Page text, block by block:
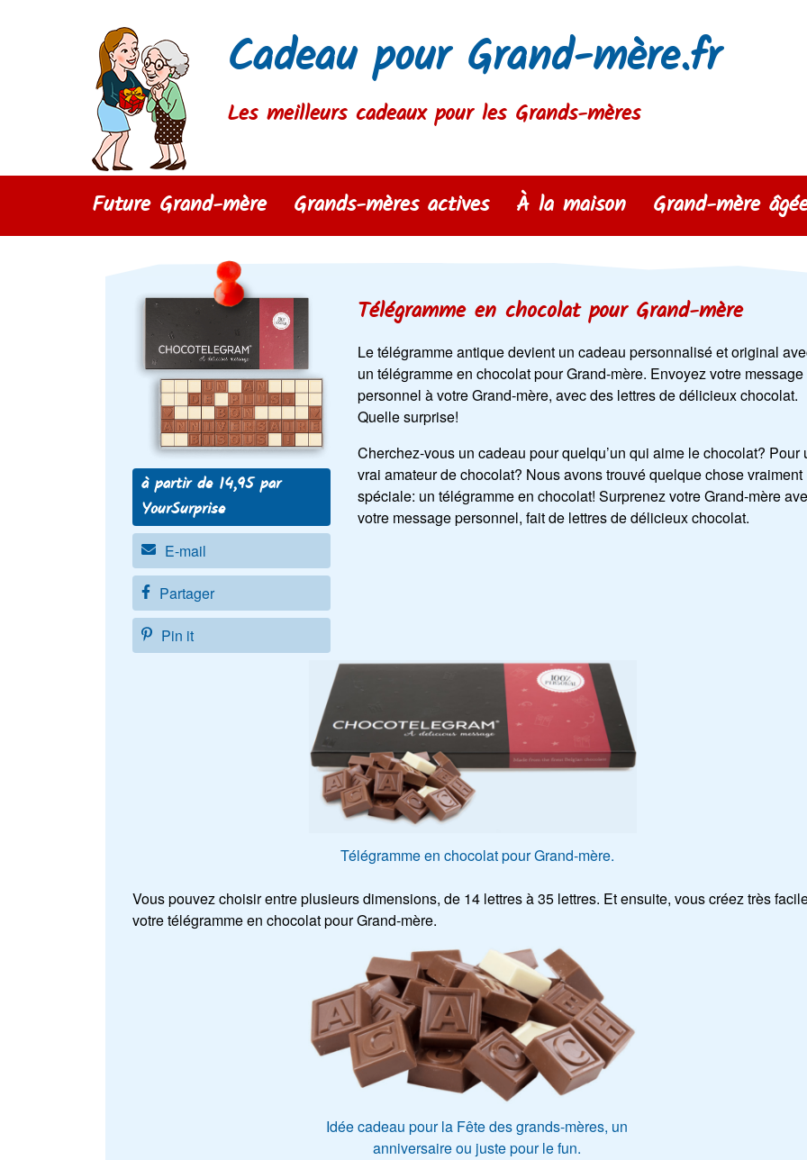
Cadeau pour Grand-mère.fr
Les meilleurs cadeaux pour les Grands-mères
Future Grand-mère Grands-mères actives À la maison Grand-mère
à partir de 14,95 par
YourSurprise
E-mail
Partager
Pin it
Télégramme en chocolat pour Grand-mère
Le télégramme antique devient un cadeau personnalisé et original
un télégramme en chocolat pour Grand-mère. Envoyez votre message
personnel à votre Grand-mère, avec des lettres de délicieux chocolat.
Quelle surprise!
Cherchez-vous un cadeau pour quelqu’un qui aime le chocolat? Pour
vrai amateur de chocolat? Nous avons trouvé quelque chose vraiment
spéciale: un télégramme en chocolat! Surprenez votre Grand-mère
votre message personnel, fait de lettres de délicieux chocolat.
Télégramme en chocolat pour Grand-mère.
Vous pouvez choisir entre plusieurs dimensions, de 14 lettres à 35 lettres. Et ensuite, vous créez très
votre télégramme en chocolat pour Grand-mère.
Idée cadeau pour la Fête des grands-mères, un
anniversaire ou juste pour le fun.